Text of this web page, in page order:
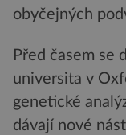
obyčejných
Před časem se
universita v
genetické
dávají nové